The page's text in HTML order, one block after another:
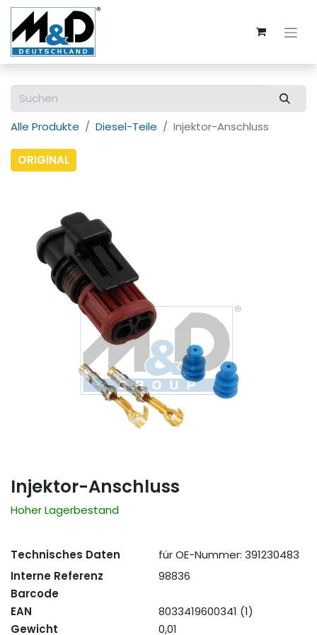
Alle Produkte Diesel-Teile Injektor-Anschluss
ORIGINAL
Injektor-Anschluss
Hoher Lagerbestand
Technisches Daten
für OE-Nummer: 391230483
Interne Referenz
98836
Barcode
EAN
8033419600341 (1)
Gewicht
0,01